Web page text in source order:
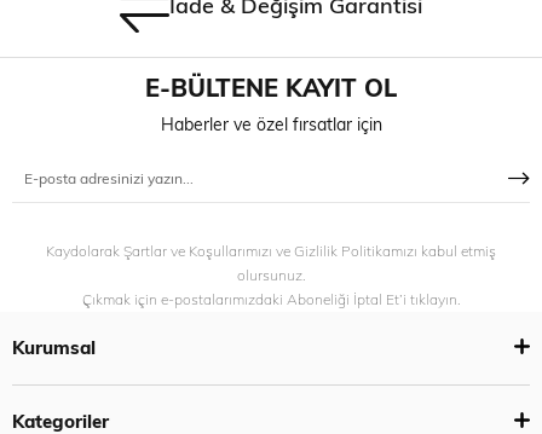
İade & Değişim Garantisi
E-BÜLTENE KAYIT OL
Haberler ve özel fırsatlar için
Kaydolarak Şartlar ve Koşullarımızı ve Gizlilik Politikamızı kabul etmiş
olursunuz.
Çıkmak için e-postalarımızdaki Aboneliği İptal Et’i tıklayın.
Kurumsal
Kategoriler